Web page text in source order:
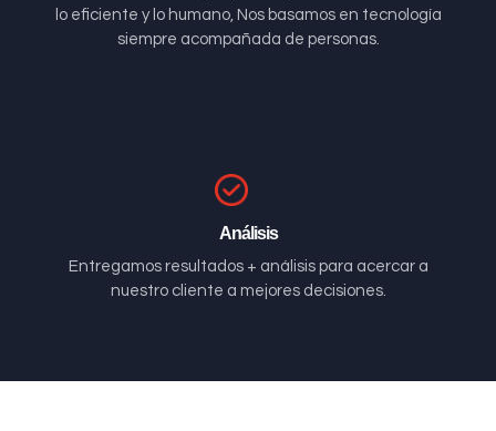
lo eficiente y lo humano, Nos basamos en tecnología
siempre acompañada de personas.
Análisis
Entregamos resultados + análisis para acercar a
nuestro cliente a mejores decisiones.